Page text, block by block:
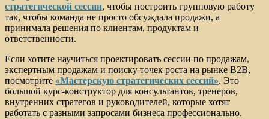
стратегической сессии, чтобы построить групповую работу
так, чтобы команда не просто обсуждала продажи, а
принимала решения по клиентам, продуктам и
ответственности.
Если хотите научиться проектировать сессии по продажам,
экспертным продажам и поиску точек роста на рынке B2B,
посмотрите «Мастерскую стратегических сессий». Это
большой курс-конструктор для консультантов, тренеров,
внутренних стратегов и руководителей, которые хотят
работать с разными запросами бизнеса профессионально.